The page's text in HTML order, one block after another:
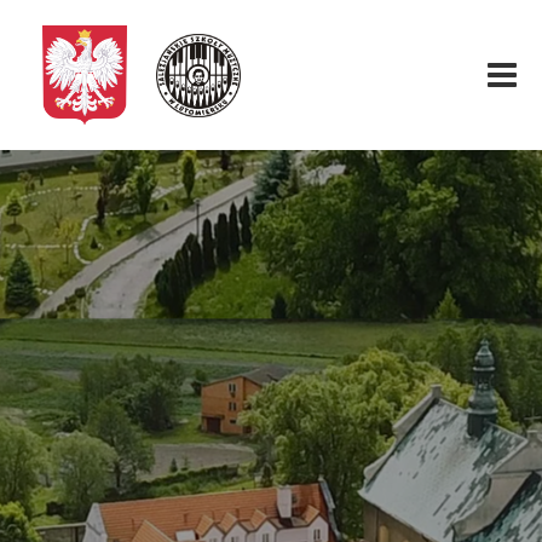
Start
O nas
Aktualności
Rekrutacja
Fundacja
Konkurs organowy